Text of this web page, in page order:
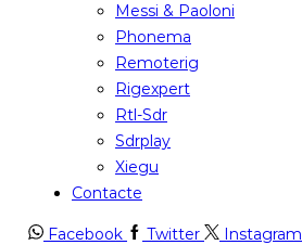
Messi & Paoloni
Phonema
Remoterig
Rigexpert
Rtl-Sdr
Sdrplay
Xiegu
Contacte
Facebook Twitter Instagram